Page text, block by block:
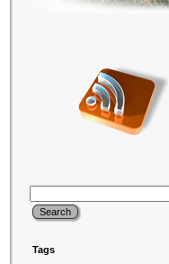
Tags